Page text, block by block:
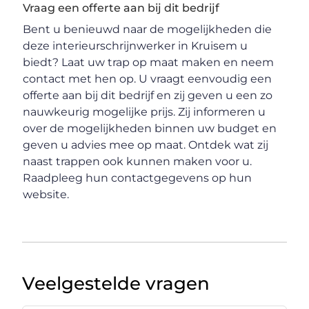
Vraag een offerte aan bij dit bedrijf
Bent u benieuwd naar de mogelijkheden die
deze interieurschrijnwerker in Kruisem u
biedt? Laat uw trap op maat maken en neem
contact met hen op. U vraagt eenvoudig een
offerte aan bij dit bedrijf en zij geven u een zo
nauwkeurig mogelijke prijs. Zij informeren u
over de mogelijkheden binnen uw budget en
geven u advies mee op maat. Ontdek wat zij
naast trappen ook kunnen maken voor u.
Raadpleeg hun contactgegevens op hun
website.
Veelgestelde vragen